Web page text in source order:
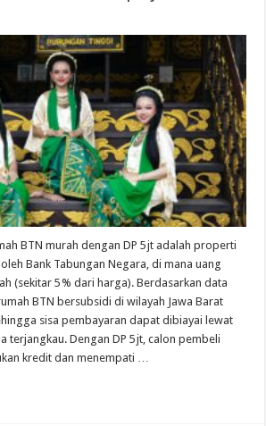
BTN murah dengan DP 5 jt adalah properti
Bank Tabungan Negara, di mana uang
(sekitar 5 % dari harga). Berdasarkan data
BTN bersubsidi di wilayah Jawa Barat
sisa pembayaran dapat dibiayai lewat
terjangkau. Dengan DP 5 jt, calon pembeli
kredit dan menempati …